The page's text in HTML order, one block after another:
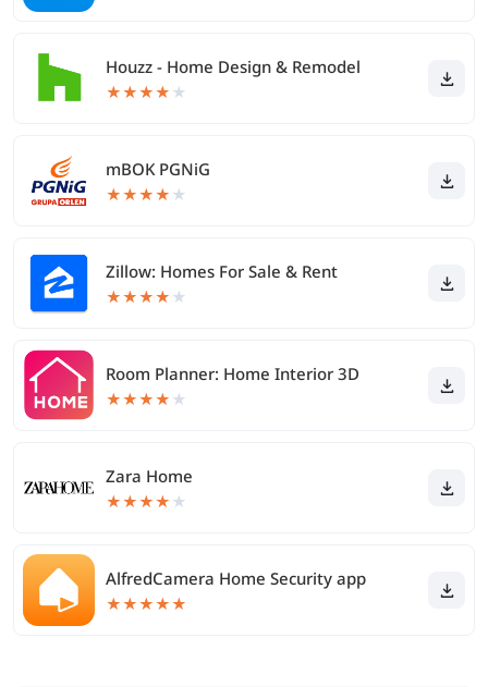
Houzz - Home Design & Remodel
★★★★ ★
mBOK PGNiG
★★★★ ★
Zillow: Homes For Sale & Rent
★★★★ ★
Room Planner: Home Interior 3D
★★★★ ★
Zara Home
★★★★ ★
AlfredCamera Home Security app
★★★★★